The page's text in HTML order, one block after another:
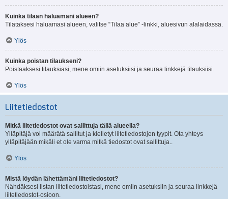
Kuinka tilaan haluamani alueen?
Tilataksesi haluamasi alueen, valitse “Tilaa alue” -linkki, aluesivun alalaidassa.
Ylös
Kuinka poistan tilaukseni?
Poistaaksesi tilauksiasi, mene omiin asetuksiisi ja seuraa linkkejä tilauksiisi.
Ylös
Liitetiedostot
Mitkä liitetiedostot ovat sallittuja tällä alueella?
Ylläpitäjä voi määrätä sallitut ja kielletyt liitetiedostojen tyypit. Ota yhteys
ylläpitäjään mikäli et ole varma mitkä tiedostot ovat sallittuja..
Ylös
Mistä löydän lähettämäni liitetiedostot?
Nähdäksesi listan liitetiedostoistasi, mene omiin asetuksiin ja seuraa linkkejä
liitetiedostot-osioon.